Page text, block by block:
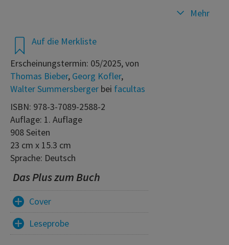
Auf die Merkliste
Erscheinungstermin: 05/2025, von
Thomas Bieber, Georg Kofler,
Walter Summersberger bei facultas
ISBN: 978-3-7089-2588-2
Auflage: 1. Auflage
908 Seiten
23 cm x 15.3 cm
Sprache: Deutsch
Das Plus zum Buch
Cover
Leseprobe
Mehr